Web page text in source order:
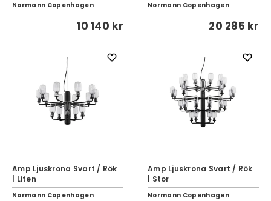
Normann Copenhagen
10 140 kr
Normann Copenhagen
20 285 kr
Amp Ljuskrona Svart / Rök
| Liten
Normann Copenhagen
Amp Ljuskrona Svart / Rök
| Stor
Normann Copenhagen